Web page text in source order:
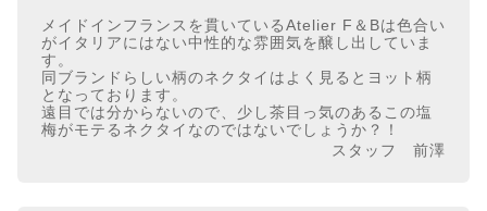
メイドインフランスを貫いているAtelier F＆Bは色合い
がイタリアにはない中性的な雰囲気を醸し出していま
す。
同ブランドらしい柄のネクタイはよく見るとヨット柄
となっております。
遠目では分からないので、少し茶目っ気のあるこの塩
梅がモテるネクタイなのではないでしょうか？！
スタッフ 前澤